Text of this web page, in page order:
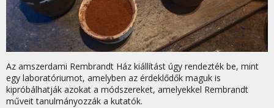
Az amszerdami Rembrandt Ház kiállítást úgy rendezték be, mint
egy laboratóriumot, amelyben az érdeklődők maguk is
kipróbálhatják azokat a módszereket, amelyekkel Rembrandt
műveit tanulmányozzák a kutatók.